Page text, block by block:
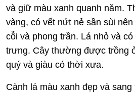
và giữ màu xanh quanh năm.
vàng, có vết nứt nẻ sần sùi
cỗi và phong trần. Lá nhỏ và
trưng. Cây thường được trồng
quý và giàu có thời xưa.
Cành lá màu xanh đẹp và